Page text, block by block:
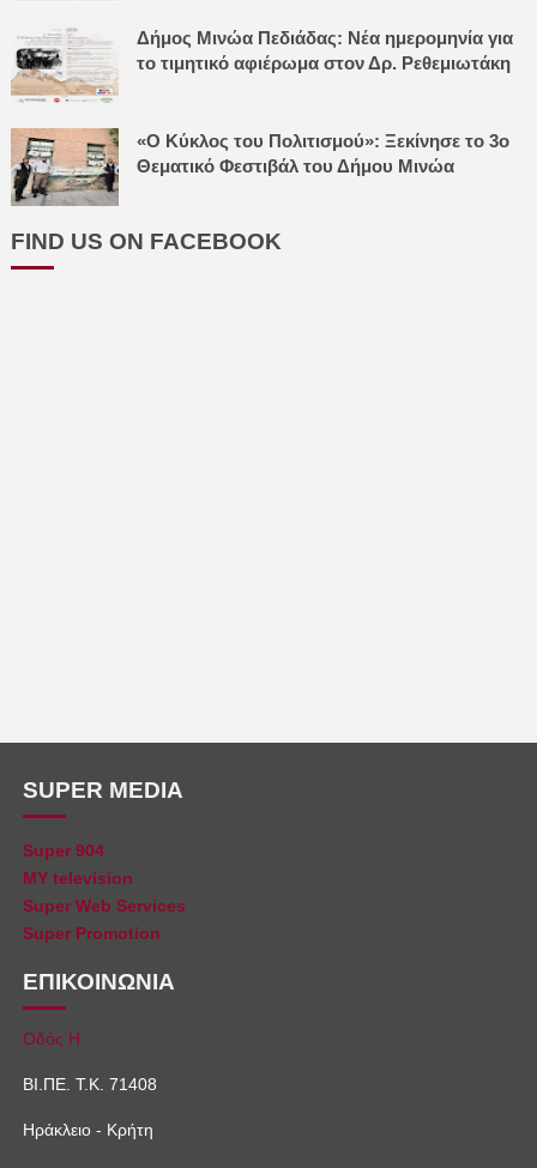
Δήμος Μινώα Πεδιάδας: Νέα ημερομηνία για
το τιμητικό αφιέρωμα στον Δρ. Ρεθεμιωτάκη
«Ο Κύκλος του Πολιτισμού»: Ξεκίνησε το 3ο
Θεματικό Φεστιβάλ του Δήμου Μινώα
FIND US ON FACEBOOK
SUPER MEDIA
Super 904
MY television
Super Web Services
Super Promotion
ΕΠΙΚΟΙΝΩΝΙΑ
Οδός Η
ΒΙ.ΠΕ. Τ.Κ. 71408
Ηράκλειο - Κρήτη